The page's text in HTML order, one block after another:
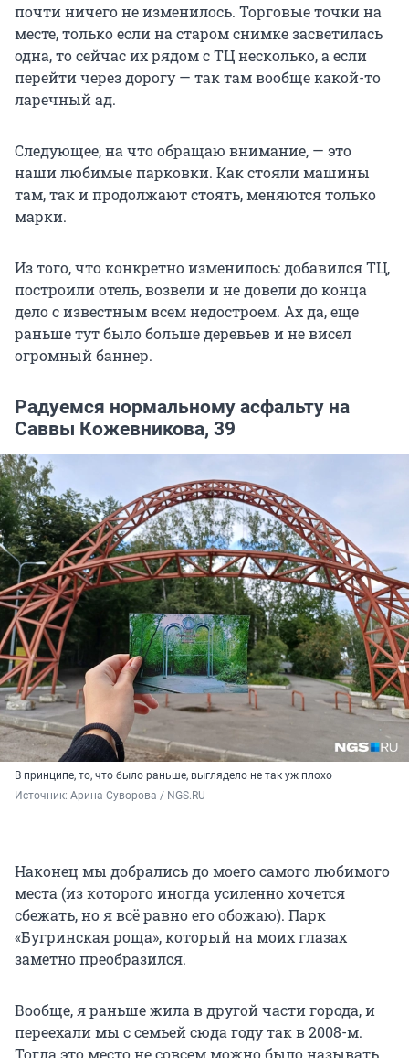
почти ничего не изменилось. Торговые точки на
месте, только если на старом снимке засветилась
одна, то сейчас их рядом с ТЦ несколько, а если
перейти через дорогу — так там вообще какой-то
ларечный ад.
Следующее, на что обращаю внимание, — это
наши любимые парковки. Как стояли машины
там, так и продолжают стоять, меняются только
марки.
Из того, что конкретно изменилось: добавился ТЦ,
построили отель, возвели и не довели до конца
дело с известным всем недостроем. Ах да, еще
раньше тут было больше деревьев и не висел
огромный баннер.
Радуемся нормальному асфальту на
Саввы Кожевникова, 39
В принципе, то, что было раньше, выглядело не так уж плохо
Источник: Арина Суворова / NGS.RU
Наконец мы добрались до моего самого любимого
места (из которого иногда усиленно хочется
сбежать, но я всё равно его обожаю). Парк
«Бугринская роща», который на моих глазах
заметно преобразился.
Вообще, я раньше жила в другой части города, и
переехали мы с семьей сюда году так в 2008-м.
Тогда это место не совсем можно было называть